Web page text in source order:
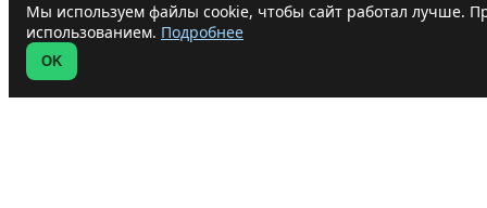
Мы используем файлы cookie, чтобы сайт работал лучше.
использованием. Подробнее
OK